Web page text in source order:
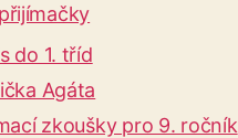
do 1. tříd
Agáta
zkoušky pro 9. ročník